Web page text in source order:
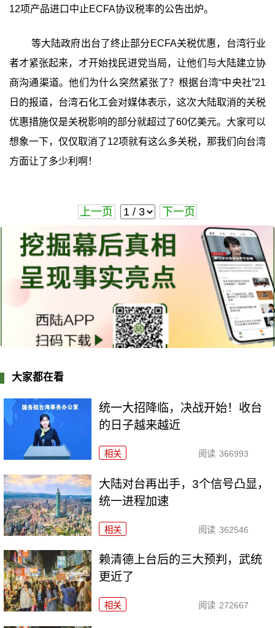
12项产品进口中止ECFA协议税率的公告出炉。
等大陆政府出台了终止部分ECFA关税优惠，台湾行业
者才紧张起来，才开始找民进党当局，让他们与大陆建立协
商沟通渠道。他们为什么突然紧张了？根据台湾“中央社”21
日的报道，台湾石化工会对媒体表示，这次大陆取消的关税
优惠措施仅是关税影响的部分就超过了60亿美元。大家可以
想象一下，仅仅取消了12项就有这么多关税，那我们向台湾
方面让了多少利啊！
上一页 下一页
大家都在看
统一大招降临，决战开始！收台
的日子越来越近
相关 阅读 366993
大陆对台再出手，3个信号凸显，
统一进程加速
相关 阅读 362546
赖清德上台后的三大预判，武统
更近了
相关 阅读 272667